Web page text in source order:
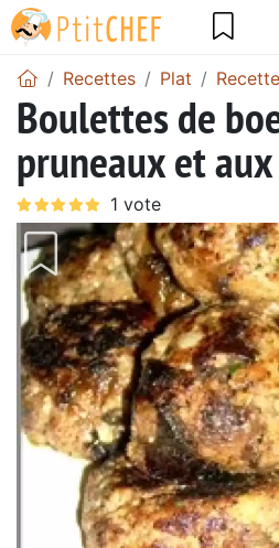
Recettes Plat
Boulettes de
pruneaux et